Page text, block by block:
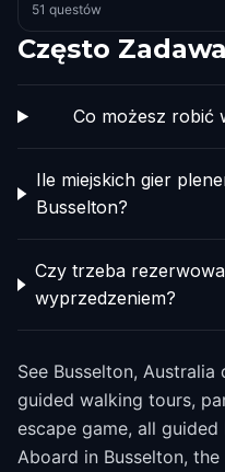
51 questów
Często
Co możesz robić
Ile miejskich gier
Busselton?
Czy trzeba
wyprzedzeniem?
See Busselton,
guided walking tours,
escape game, all
Aboard in Busselton,